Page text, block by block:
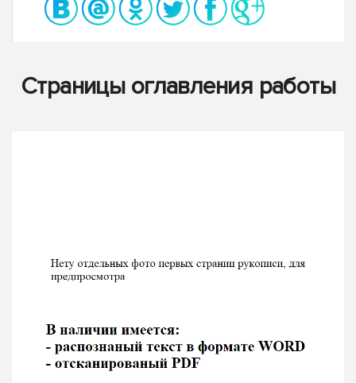
Страницы оглавления работы